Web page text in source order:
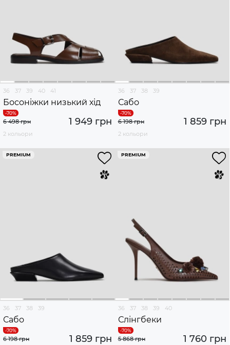
36 37 39 40 41
Босоніжки низький хід
1 949 грн
6 498 грн
2 кольори
36 37 38 39
Сабо
1 859 грн
6 198 грн
2 кольори
PREMIUM
36 37 38 39
Сабо
1 859 грн
6 198 грн
PREMIUM
36 37 38 39 40
Слінгбеки
1 760 грн
5 868 грн